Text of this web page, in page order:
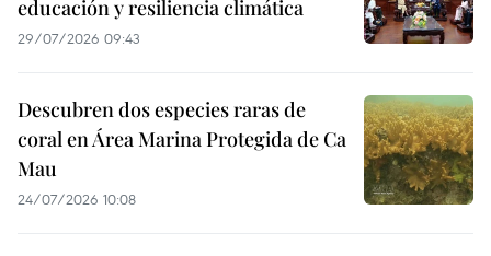
educación y resiliencia climática
29/07/2026 09:43
Descubren dos especies raras de
coral en Área Marina Protegida de Ca
Mau
24/07/2026 10:08